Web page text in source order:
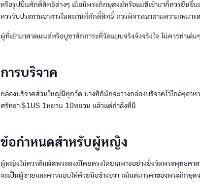
หรือรูปปั้นศักดิ์สิทธิต่างๆ เมื่อมีพระภิกษุสงฆ์หรือแม่ชีเข้ามาก็ควรยืนขึ้น
ควรรับประทานอาหารในสถานที่ศักดิ์สิทธิ์ ควรพิจารณาตามความเหมาะ
ผู้ที่เข้ามาสวดมนต์หรือบูชาสักการะที่วัดแบบจริงจังจริงใจ ไม่ควรทำเ
การบริจาค
กล่องบริจาคส่วนใหญ่มีทุกวัด บางทีก็มักจะวางกล่องบริจาคไว้ใกล้ๆอาห
ศรัทธา $1US 1หยวน 10หยวน แล้วแต่กำลังที่มี
ข้อกำหนดสำหรับผู้หญิง
ผู้หญิงไม่ควรสัมผัสพระสงฆ์โดยตรงโดยเฉพาะอย่างยิ่งวัดพระพุทธศา
จะเป็นผู้ชายและควรมอบให้ด้วยมือข้างขวา แม้แต่มารดาของพระภิกษุ